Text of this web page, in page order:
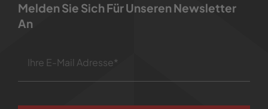
Melden Sie Sich Für Unseren Newsletter
An